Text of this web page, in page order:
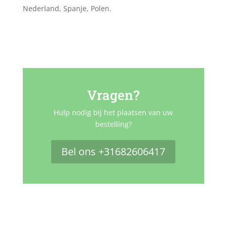
Nederland, Spanje, Polen.
Vragen?
Hulp nodig bij het plaatsen van uw
bestelling?
Bel ons +31682606417